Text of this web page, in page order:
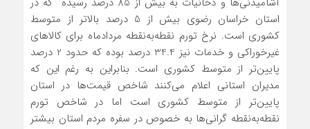
استان خراسان رضوی بیش از 5 درصد بالاتر از متوسط
کشوری است. نرخ تورم نقطه‌به‌نقطه مردادماه برای کالاهای
غیرخوراکی و خدمات نیز 34.4 درصد بوده که حدود 2 درصد
پایین‌تر از متوسط کشوری است. بنابراین به رغم این که
مدیران استانی اعلام می‌کنند شاخص قیمت‌ها در استان
پایین‌تر از متوسط کشوری است اما در شاخص تورم
نقطه‌به‌نقطه گرانی‌ها به خصوص در سفره مردم استان بیشتر